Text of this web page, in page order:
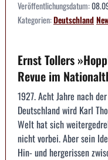
Veröffentlichungsdatum:
Kategorien:Deutschland
Ernst Tollers
Revue im
1927. Acht Jahre nach
Deutschland wird Karl
Welt hat sich
nicht vorbei. Aber sein
Hin- und hergerissen